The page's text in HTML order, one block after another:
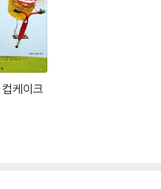
케이크